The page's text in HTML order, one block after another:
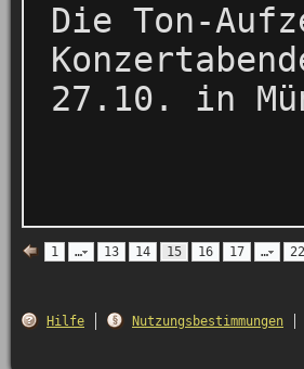
Die Ton-
27.10. in
1 … 13 14 15 16 17 … 22
Hilfe Nutzungsbestimmungen